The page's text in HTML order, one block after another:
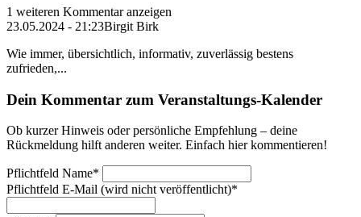
1 weiteren Kommentar anzeigen
23.05.2024 - 21:23Birgit Birk
Wie immer, übersichtlich, informativ, zuverlässig bestens
zufrieden,...
Dein Kommentar zum Veranstaltungs-Kalender
Ob kurzer Hinweis oder persönliche Empfehlung – deine
Rückmeldung hilft anderen weiter. Einfach hier kommentieren!
Pflichtfeld Name*
Pflichtfeld E-Mail (wird nicht veröffentlicht)*